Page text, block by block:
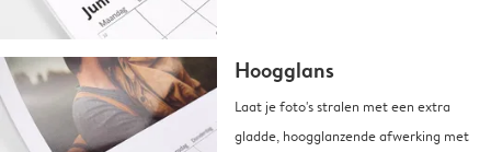
Hoogglans
Laat je foto's stralen met een extra
gladde, hoogglanzende afwerking met